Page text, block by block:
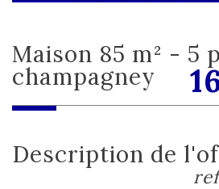
maison 85 m² - 5 pièces -
champagney
description de